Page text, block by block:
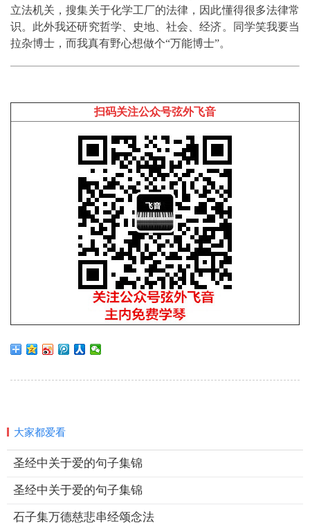
立法机关，搜集关于化学工厂的法律，因此懂得很多法律常
识。此外我还研究哲学、史地、社会、经济。同学笑我要当
拉杂博士，而我真有野心想做个“万能博士”。
扫码关注公众号弦外飞音
大家都爱看
圣经中关于爱的句子集锦
圣经中关于爱的句子集锦
石子集万德慈悲串经颂念法